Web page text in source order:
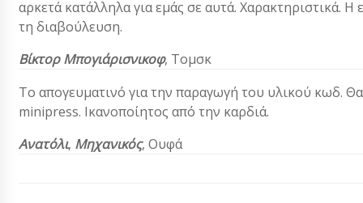
αρκετά κατάλληλα για εμάς σε αυτά. Χαρακτηριστικά.
τη διαβούλευση.
Βίκτορ Μπογιάρισνικοφ, Τομσκ
Το απογευματινό για την παραγωγή του υλικού κωδ.
minipress. Ικανοποίητος από την καρδιά.
Ανατόλι, Μηχανικός, Ουφά